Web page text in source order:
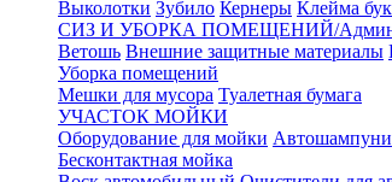
Выколотки Зубило Кернеры Клейма
СИЗ И УБОРКА ПОМЕЩЕНИЙ/
Ветошь Внешние защитные материалы
Уборка помещений
Мешки для мусора Туалетная бумага
УЧАСТОК МОЙКИ
Оборудование для мойки Автошампуни
Бесконтактная мойка